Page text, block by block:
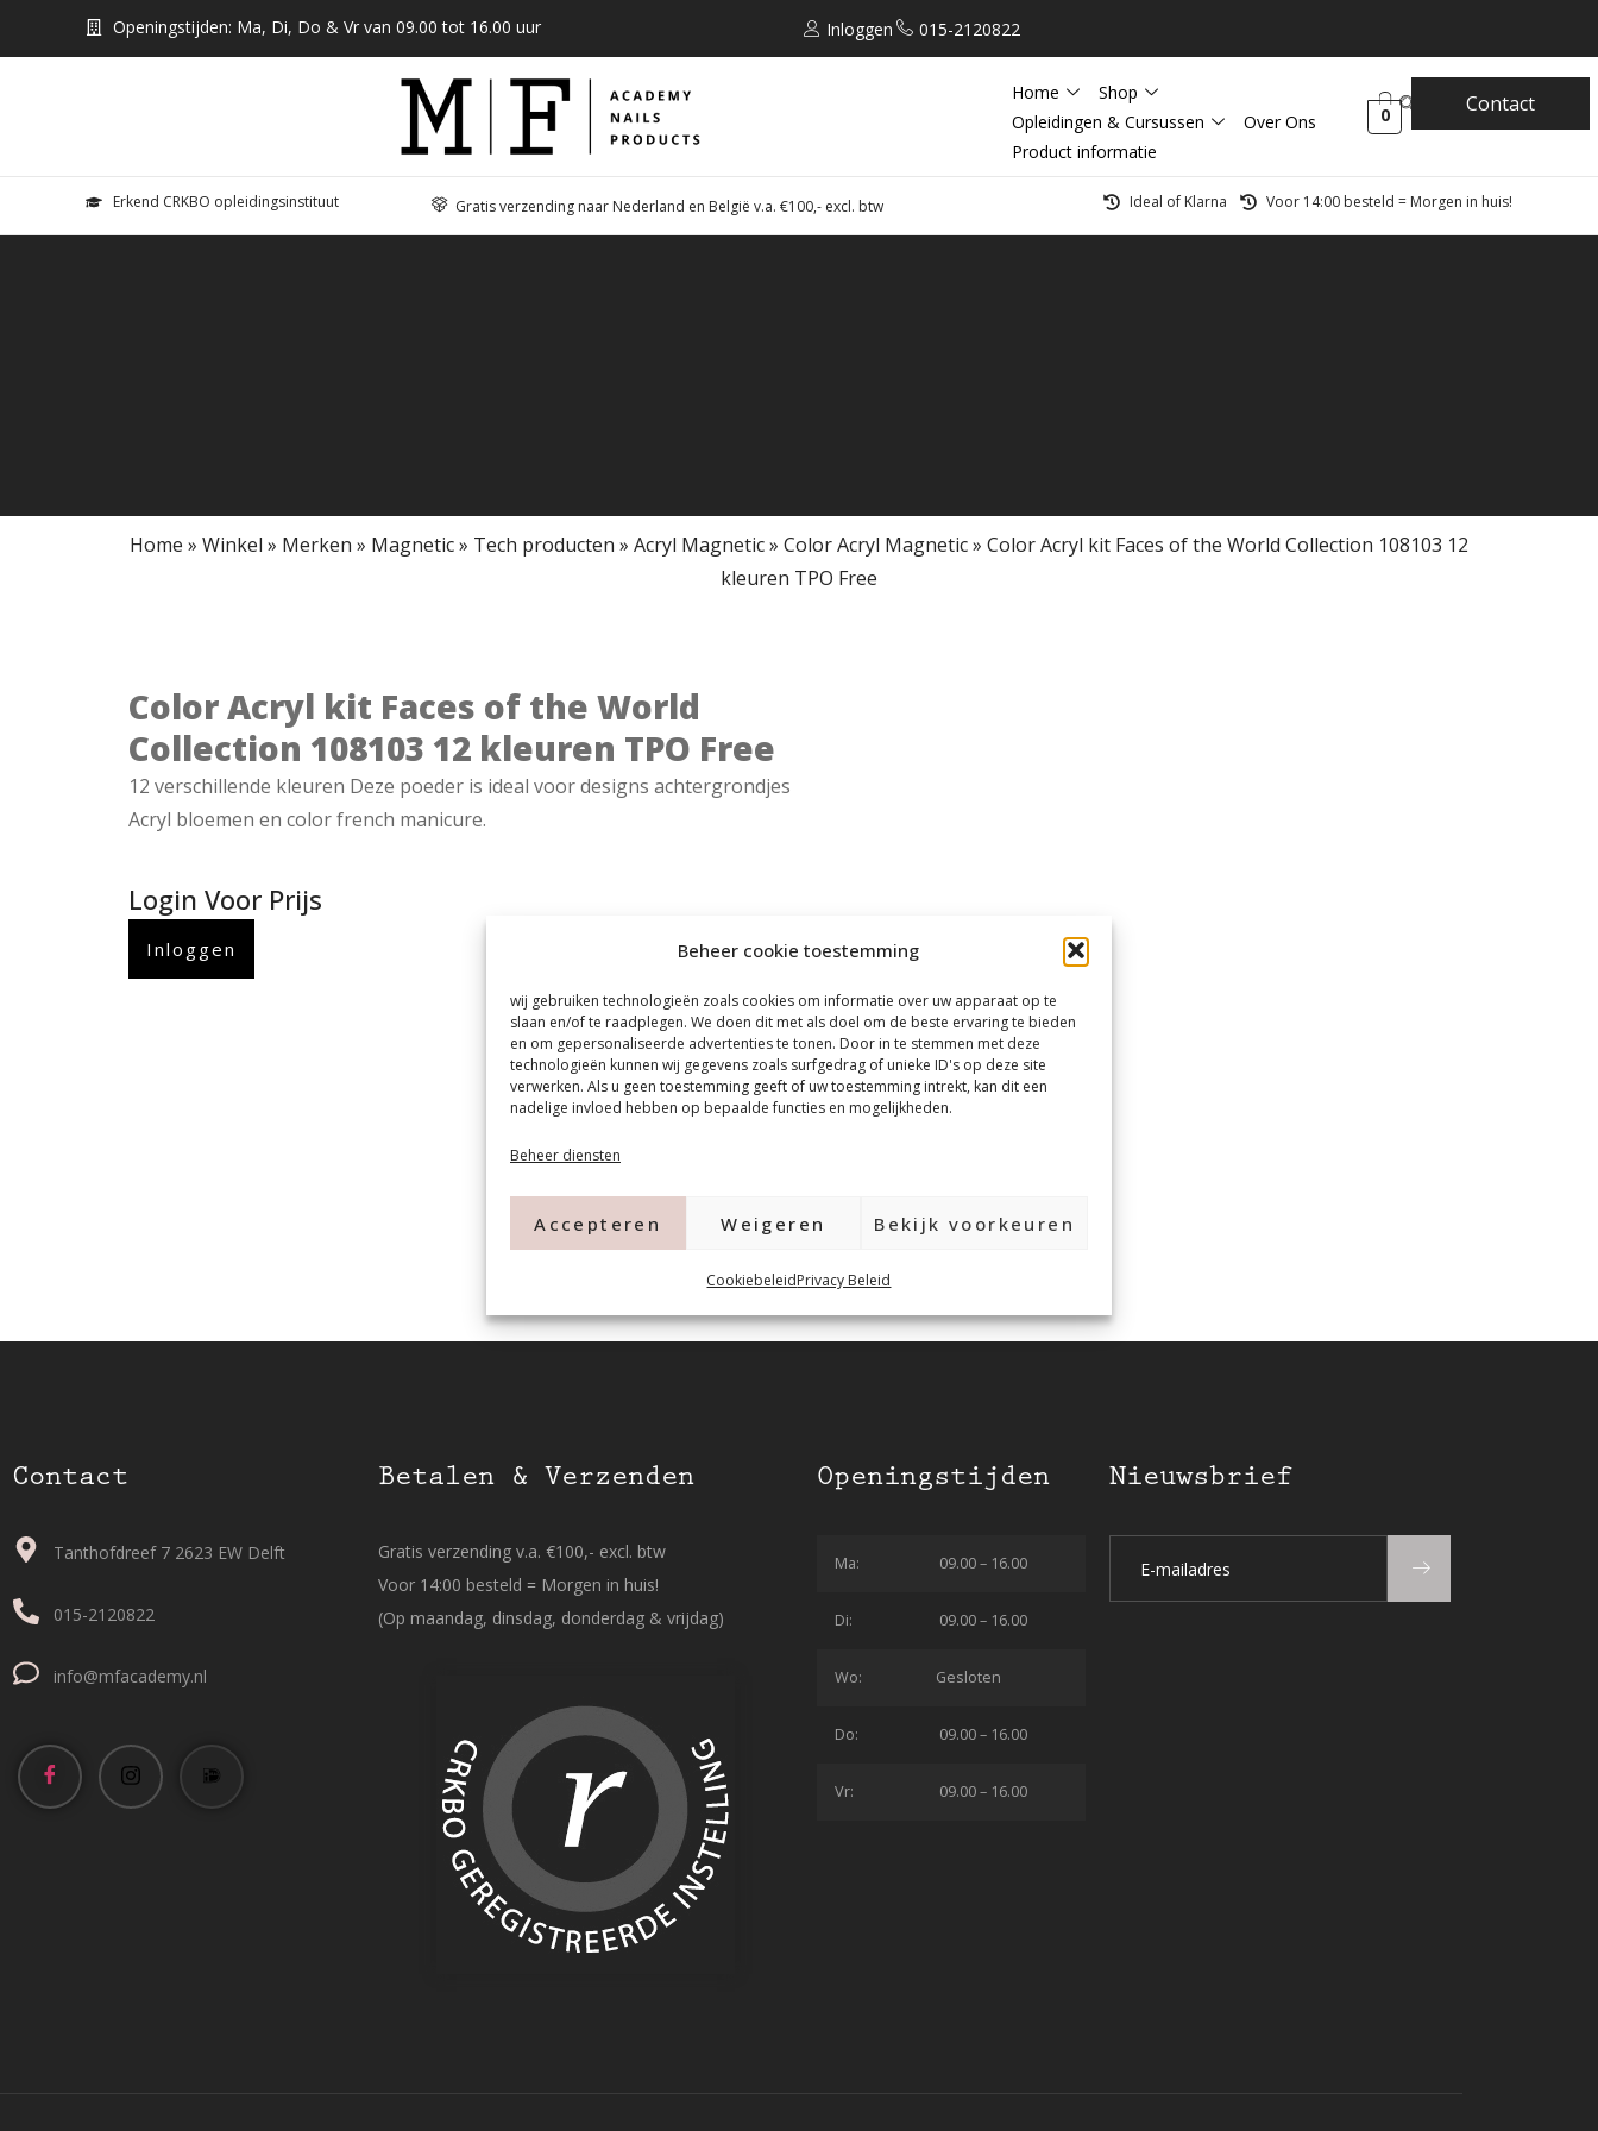
Beheer cookie toestemming
wij gebruiken technologieën zoals cookies om informatie over uw apparaat op te
slaan en/of te raadplegen. We doen dit met als doel om de beste ervaring te bieden
en om gepersonaliseerde advertenties te tonen. Door in te stemmen met deze
technologieën kunnen wij gegevens zoals surfgedrag of unieke ID's op deze site
verwerken. Als u geen toestemming geeft of uw toestemming intrekt, kan dit een
nadelige invloed hebben op bepaalde functies en mogelijkheden.
Beheer diensten
Accepteren Weigeren Bekijk voorkeuren
CookiebeleidPrivacy Beleid
Openingstijden: Ma, Di, Do & Vr van 09.00 tot 16.00 uur Inloggen 015-2120822
Home
Shop
Opleidingen & Cursussen
Over Ons
Product informatie
0 Contact
Erkend CRKBO opleidingsinstituut Gratis verzending naar Nederland en België v.a. €100,- excl. btw Ideal of Klarna Voor 14:00 besteld = Morgen in huis!
Home » Winkel » Merken » Magnetic» Tech producten » Acryl Magnetic» Color Acryl Magnetic» Color Acryl kit Faces of the World Collection 108103 12
kleuren TPO Free
Color Acryl kit Faces of the World
Collection 108103 12 kleuren TPO Free
12 verschillende kleuren Deze poeder is ideal voor designs achtergrondjes
Acryl bloemen en color french manicure.
Login Voor Prijs
Inloggen
Contact
Tanthofdreef 7 2623 EW Delft
015-2120822
info@mfacademy.nl
Betalen & Verzenden
Gratis verzending v.a. €100,- excl. btw
Voor 14:00 besteld = Morgen in huis!
(Op maandag, dinsdag, donderdag & vrijdag)
Openingstijden
Ma: 09.00 – 16.00
Di: 09.00 – 16.00
Wo: Gesloten
Do: 09.00 – 16.00
Vr: 09.00 – 16.00
Nieuwsbrief